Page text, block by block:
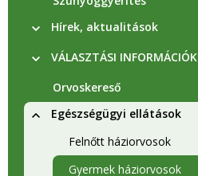
Hírek, aktualitások
VÁLASZTÁSI INFORMÁCIÓK
Orvoskereső
Egészségügyi ellátások
Felnőtt háziorvosok
Gyermek háziorvosok